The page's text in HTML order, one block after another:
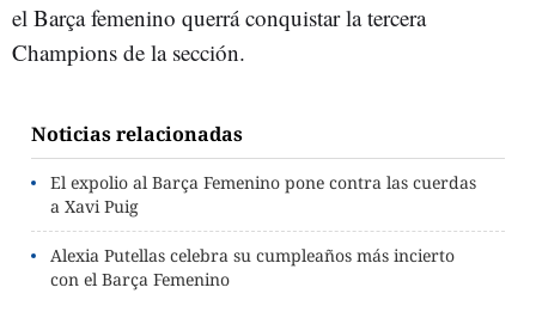
el Barça femenino querrá conquistar la tercera
Champions de la sección.
Noticias relacionadas
El expolio al Barça Femenino pone contra las cuerdas
a Xavi Puig
Alexia Putellas celebra su cumpleaños más incierto
con el Barça Femenino